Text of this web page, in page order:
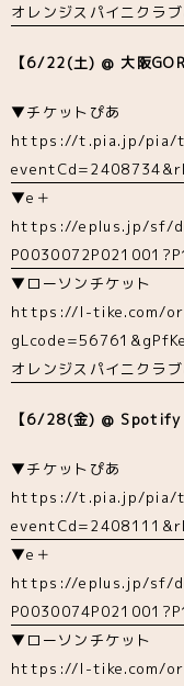
オレンジスパイニクラ
【6/22(土) @ 大阪
▼チケットぴあ
https://t.pia.jp/pia/
▼e＋
https://eplus.jp/sf/
▼ローソンチケット
https://l-tike.com/
オレンジスパイニクラ
【6/28(金) @
▼チケットぴあ
https://t.pia.jp/pia/
▼e＋
https://eplus.jp/sf/
▼ローソンチケット
https://l-tike.com/